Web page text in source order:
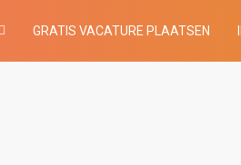
GRATIS VACATURE PLAATSEN